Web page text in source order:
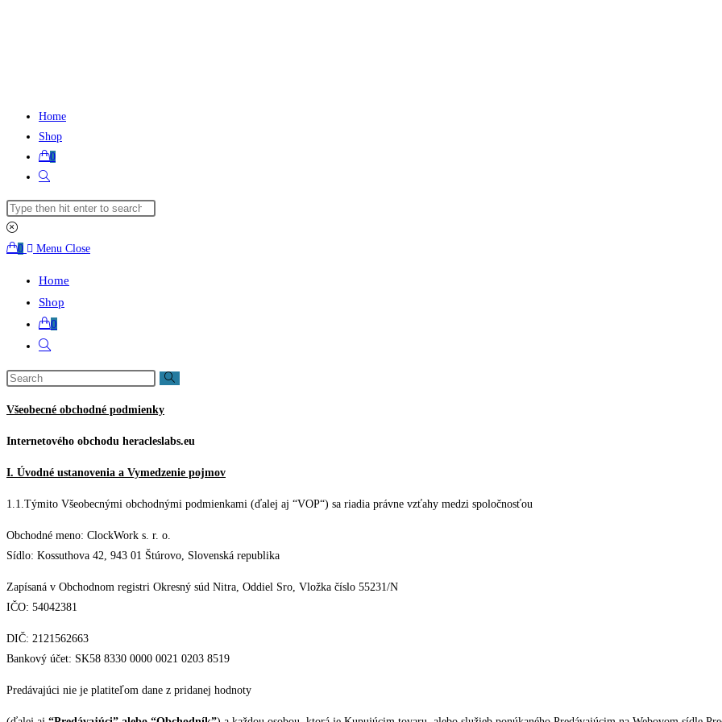
Home
Shop
0
Toggle
search
Search
this
website
0 Menu Close
Home
Shop
0
Toggle
search
Všeobecné obchodné podmienky
Internetového obchodu heracleslabs.eu
I. Úvodné ustanovenia a Vymedzenie pojmov
1.1.Týmito Všeobecnými obchodnými podmienkami (ďalej aj “VOP“) sa riadia právne vzťahy medzi spoločnosťou
Obchodné meno: ClockWork s. r. o.
Sídlo: Kossuthova 42, 943 01 Štúrovo, Slovenská republika
Zapísaná v Obchodnom registri Okresný súd Nitra, Oddiel Sro, Vložka číslo 55231/N
IČO: 54042381
DIČ: 2121562663
Bankový účet: SK58 8330 0000 0021 0203 8519
Predávajúci nie je platiteľom dane z pridanej hodnoty